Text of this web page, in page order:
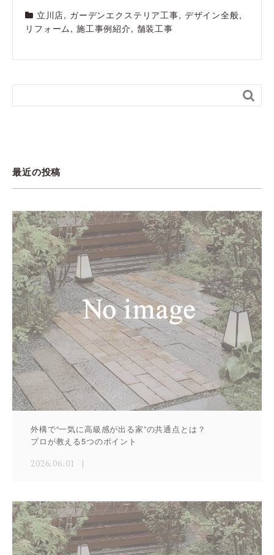
立川店, ガーデンエクステリア工事, デザイン全般,
リフォーム, 施工事例紹介, 舗装工事

最近の投稿
外構で“一気に高級感が出る家”の共通点とは？
プロが教える5つのポイント
2026.06.01